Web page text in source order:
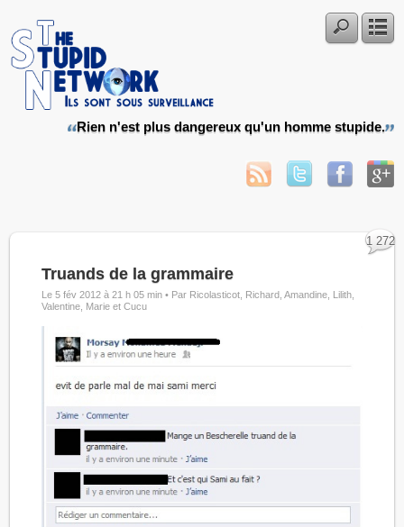
Rien n'est plus dangereux qu'un homme stupide.
Truands de la grammaire
Le 5 fév 2012 à 21 h 05 min • Par Ricolasticot, Richard, Amandine, Lilith,
Valentine, Marie et Cucu
1 272